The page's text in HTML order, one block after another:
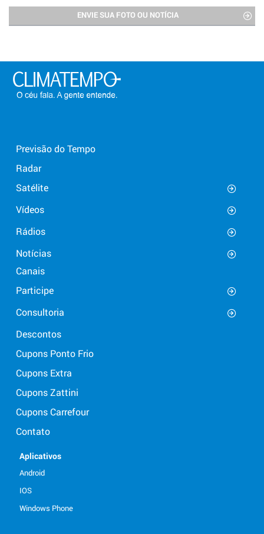
ENVIE SUA FOTO OU NOTÍCIA
Previsão do Tempo
Radar
Satélite
Vídeos
Rádios
Notícias
Canais
Participe
Consultoria
Descontos
Cupons Ponto Frio
Cupons Extra
Cupons Zattini
Cupons Carrefour
Contato
Aplicativos
Android
IOS
Windows Phone